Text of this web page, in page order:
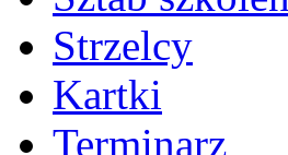
Strzelcy
Kartki
Terminarz